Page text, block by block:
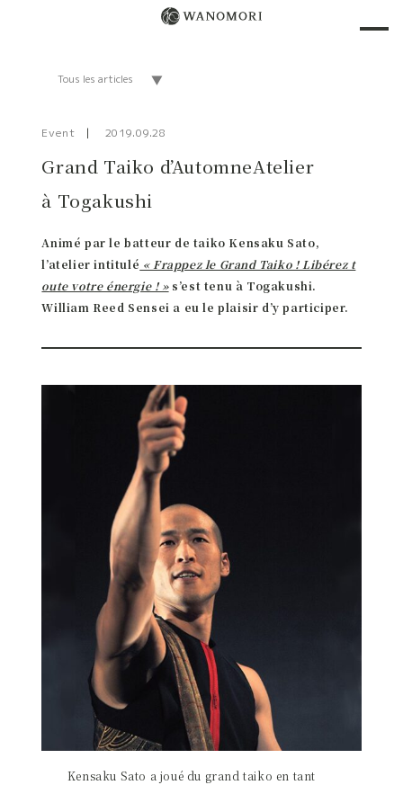
Event 2019.09.28
Grand Taiko d’AutomneAtelier
à Togakushi
Animé par le batteur de taiko Kensaku Sato,
l’atelier intitulé « Frappez le Grand Taiko ! Libérez t
oute votre énergie ! »s’est tenu à Togakushi.
William Reed Sensei a eu le plaisir d’y participer.
Kensaku Sato a joué du grand taiko en tant